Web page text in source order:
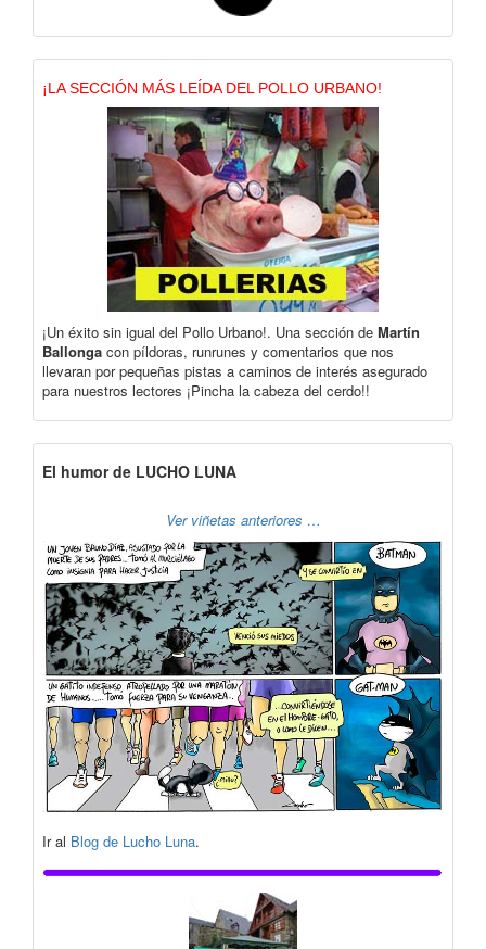
¡LA SECCIÓN MÁS LEÍDA DEL POLLO URBANO!
¡Un éxito sin igual del Pollo Urbano!. Una sección de Martín
Ballonga con píldoras, runrunes y comentarios que nos
llevaran por pequeñas pistas a caminos de interés asegurado
para nuestros lectores ¡Pincha la cabeza del cerdo!!
El humor de LUCHO LUNA
Ver viñetas anteriores …
Ir al Blog de Lucho Luna.